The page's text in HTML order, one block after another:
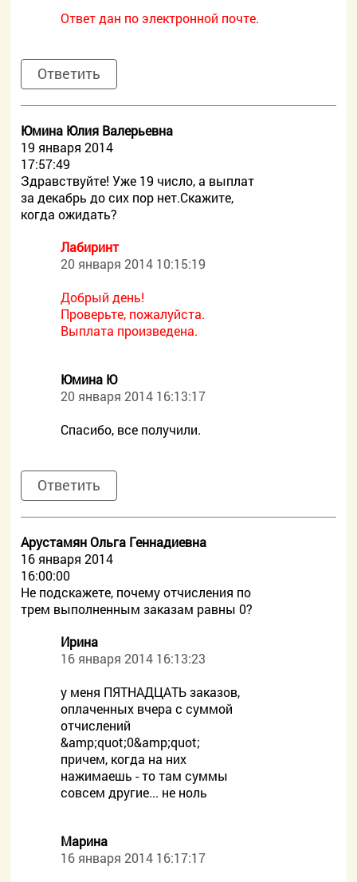
Ответ дан по электронной почте.
Ответить
Юмина Юлия Валерьевна
19 января 2014
17:57:49
Здравствуйте! Уже 19 число, а выплат
за декабрь до сих пор нет.Скажите,
когда ожидать?
Лабиринт
20 января 2014 10:15:19
Добрый день!
Проверьте, пожалуйста.
Выплата произведена.
Юмина Ю
20 января 2014 16:13:17
Спасибо, все получили.
Ответить
Арустамян Ольга Геннадиевна
16 января 2014
16:00:00
Не подскажете, почему отчисления по
трем выполненным заказам равны 0?
Ирина
16 января 2014 16:13:23
у меня ПЯТНАДЦАТЬ заказов,
оплаченных вчера с суммой
отчислений
&amp;quot;0&amp;quot;
причем, когда на них
нажимаешь - то там суммы
совсем другие... не ноль
Марина
16 января 2014 16:17:17